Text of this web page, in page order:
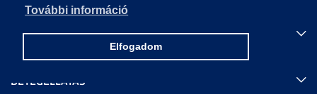
További információ
Elfogadom
HASZNOS LINKEK
BETEGELLÁTÁS